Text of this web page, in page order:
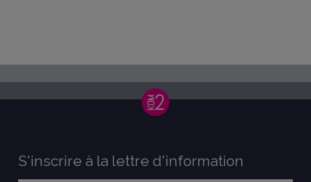
S'inscrire à la lettre d'information